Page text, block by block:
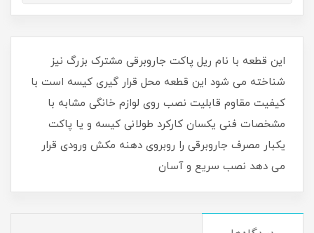
این قطعه با نام ریل پاکت جاروبرقی ​​​​مشترک بزرگ نیز
شناخته می شود این قطعه محل قرار گیری کیسه است با
کیفیت مقاوم قابلیت نصب روی لوازم خانگی مشابه با
مشخصات فنی یکسان کارکرد طولانی کیسه و یا پاکت
یکبار مصرف جاروبرقی را روبروی دهنه مکش ورودی قرار
می دهد نصب سریع و آسان